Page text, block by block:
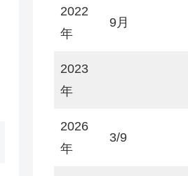
2022
年
9月
2023
年
2026
年
3/9